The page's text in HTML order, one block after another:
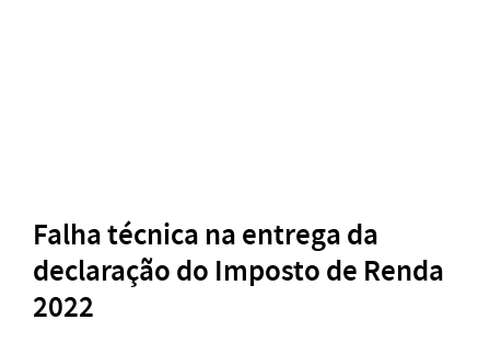
Falha técnica na entrega da
declaração do Imposto de Renda
2022